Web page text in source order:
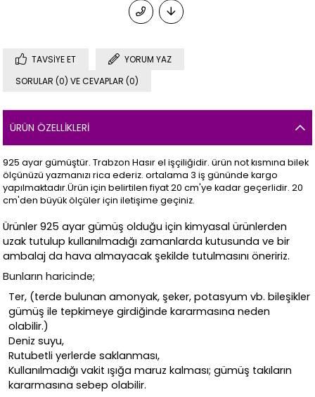
TAVSIYE ET
YORUM YAZ
SORULAR (0) VE CEVAPLAR (0)
ÜRÜN ÖZELLIKLERI
925 ayar gümüştür. Trabzon Hasır el işçiliğidir. ürün not kısmına bilek
ölçünüzü yazmanızı rica ederiz. ortalama 3 iş gününde kargo
yapılmaktadır.Ürün için belirtilen fiyat 20 cm'ye kadar geçerlidir. 20
cm'den büyük ölçüler için iletişime geçiniz.
Ürünler 925 ayar gümüş olduğu için kimyasal ürünlerden
uzak tutulup kullanılmadığı zamanlarda kutusunda ve bir
ambalaj da hava almayacak şekilde tutulmasını öneririz.
Bunların haricinde;
Ter, (terde bulunan amonyak, şeker, potasyum vb. bileşikler
gümüş ile tepkimeye girdiğinde kararmasına neden
olabilir.)
Deniz suyu,
Rutubetli yerlerde saklanması,
Kullanılmadığı vakit ışığa maruz kalması; gümüş takıların
kararmasına sebep olabilir.